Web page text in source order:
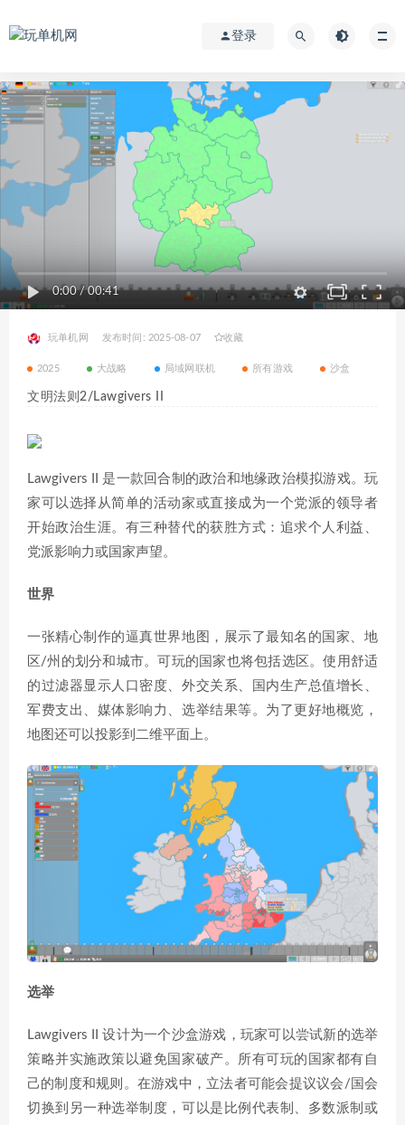
登录
0:00/00:41
玩单机网 发布时间: 2025-08-07 收藏
2025 大战略 局域网联机 所有游戏 沙盒
文明法则2/Lawgivers II
Lawgivers II 是一款回合制的政治和地缘政治模拟游戏。玩
家可以选择从简单的活动家或直接成为一个党派的领导者
开始政治生涯。有三种替代的获胜方式：追求个人利益、
党派影响力或国家声望。
世界
一张精心制作的逼真世界地图，展示了最知名的国家、地
区/州的划分和城市。可玩的国家也将包括选区。使用舒适
的过滤器显示人口密度、外交关系、国内生产总值增长、
军费支出、媒体影响力、选举结果等。为了更好地概览，
地图还可以投影到二维平面上。
选举
Lawgivers II 设计为一个沙盒游戏，玩家可以尝试新的选举
策略并实施政策以避免国家破产。所有可玩的国家都有自
己的制度和规则。在游戏中，立法者可能会提议议会/国会
切换到另一种选举制度，可以是比例代表制、多数派制或